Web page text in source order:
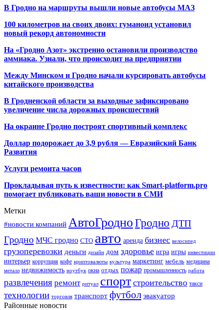
В Гродно на маршруты вышли новые автобусы МАЗ
100 километров на своих двоих: гуманоид установил
новый рекорд автономности
На «Гродно Азот» экстренно остановили производство
аммиака. Узнали, что происходит на предприятии
Между Минском и Гродно начали курсировать автобусы
китайского производства
В Гродненской области за выходные зафиксировано
увеличение числа дорожных происшествий
На окраине Гродно построят спортивный комплекс
Доллар подорожает до 3,9 рубля — Евразийский Банк
Развития
Услуги ремонта часов
Прокладывая путь к известности: как Smart-platform.pro
помогает публиковать ваши новости в СМИ
Метки
#новости компаний АвтоГродноГродно ДТП
Гродно МЧС гродно СТО авто аренда бизнес велосипед
грузоперевозки деньги дизайн дом здоровье игра игры инвестиции
интерьер коррупция кофе криптовалюты культура маркетинг мебель медицина
металл недвижимость ноутбук окна отдых пожар промышленность работа
развлечения ремонт ритуал спорт строительство такси
технологии торговля транспорт футбол эвакуатор
Районные новости